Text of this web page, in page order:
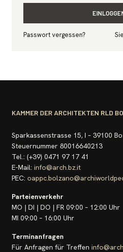
Passwort vergessen?
KAMMER DER ARCHITEKTEN RLD
Sparkassenstrasse 15, I – 39100
Steuernummer 80016640213
Tel.: (+39) 0471 97 17 41
E-Mail: info@arch.bz.it
PEC:
Parteienverkehr
MO | DI | DO | FR 09:00 – 12:00 Uhr
MI 09:00 – 16:00 Uhr
Terminanfragen
Für Anfragen für Treffen